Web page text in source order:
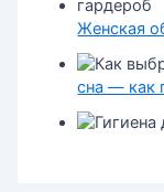
Женская
сна — как